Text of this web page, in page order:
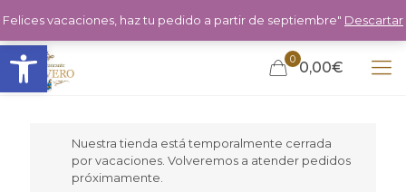
Abrir barra de herramientas 0 0,00€
Nuestra tienda está temporalmente cerrada
por vacaciones. Volveremos a atender pedidos
próximamente.
Felices vacaciones, haz tu pedido a partir de septiembre" Descartar